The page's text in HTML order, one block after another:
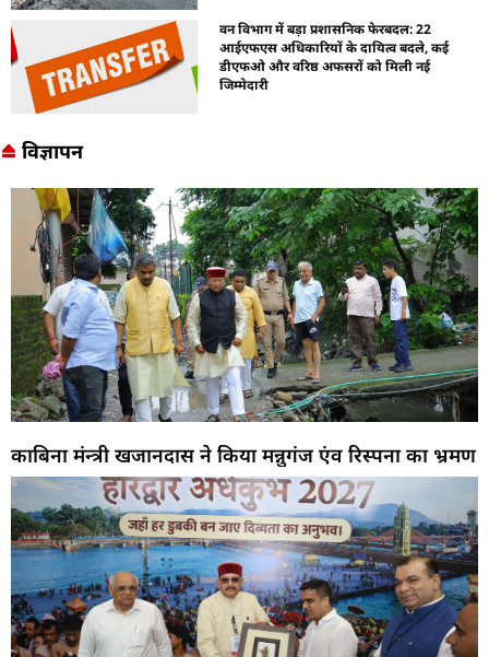
वन विभाग में बड़ा प्रशासनिक फेरबदल: 22
आईएफएस अधिकारियों के दायित्व बदले, कई
डीएफओ और वरिष्ठ अफसरों को मिली नई
जिम्मेदारी
विज्ञापन
काबिना मंन्त्री खजानदास ने किया मन्नुगंज एंव रिस्पना का भ्रमण